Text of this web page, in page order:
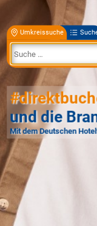
Umkreissuche
und die
Mit dem Deutschen